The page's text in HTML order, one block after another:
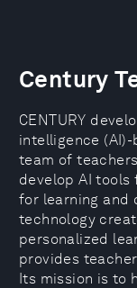
Century
CENTURY
intelligence
team of
develop AI tools
for learning and
technology
personalized
provides
Its mission is to